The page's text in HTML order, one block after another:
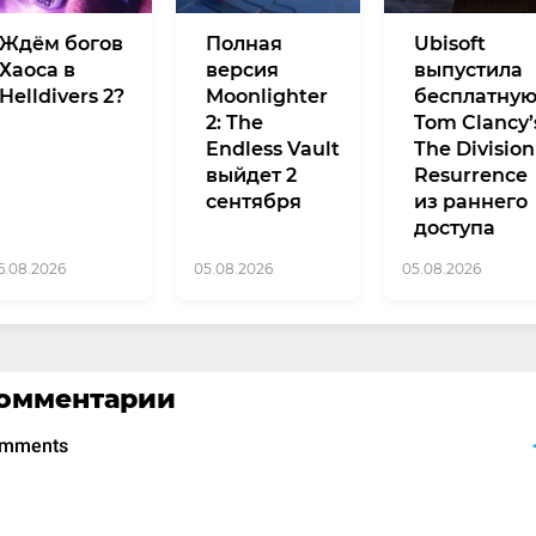
Ждём богов
Хаоса в
Helldivers 2?
Полная
версия
Moonlighter
2: The
Endless Vault
выйдет 2
сентября
05.08.2026
Ubisoft
выпустила
бесплатную
Tom
The Division
Resurrence
из раннего
доступа
05.08.2026